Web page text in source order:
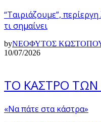
“Ταιριάζουμε”,
τι σημαίνει
byΝΕΟΦΥΤΟΣ
10/07/2026
ΤΟ ΚΑΣΤΡΟ
«Να πάτε στα κάστρα»